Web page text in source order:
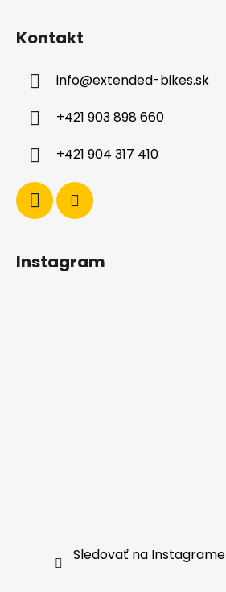
Kontakt
info@extended-bikes.sk
+421 903 898 660
+421 904 317 410
Instagram
Sledovať na Instagrame